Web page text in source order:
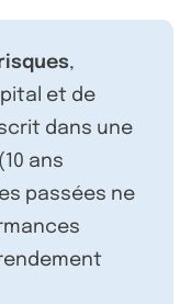
,
et de
dans une
ans
passées ne